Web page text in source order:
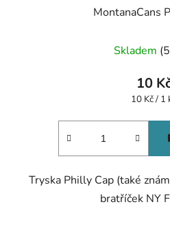
MontanaCans
je
Skladem
10
Měrná
10 Kč / 1
Tryska Philly Cap (také
bratříček NY